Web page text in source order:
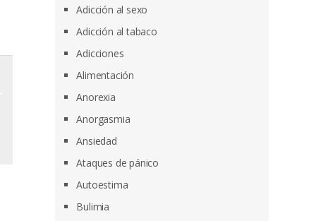
Adicción al sexo
Adicción al tabaco
Adicciones
Alimentación
Anorexia
Anorgasmia
Ansiedad
Ataques de pánico
Autoestima
Bulimia